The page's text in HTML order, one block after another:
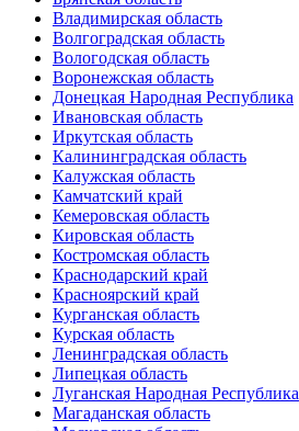
Владимирская область
Волгоградская область
Вологодская область
Воронежская область
Донецкая Народная Республика
Ивановская область
Иркутская область
Калининградская область
Калужская область
Камчатский край
Кемеровская область
Кировская область
Костромская область
Краснодарский край
Красноярский край
Курганская область
Курская область
Ленинградская область
Липецкая область
Луганская Народная Республика
Магаданская область